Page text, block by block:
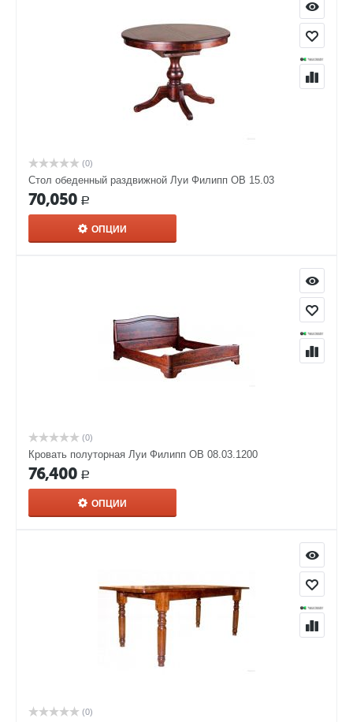
(0)
Стол обеденный раздвижной Луи Филипп ОВ 15.03
70,050 Р
ОПЦИИ
(0)
Кровать полуторная Луи Филипп ОВ 08.03.1200
76,400 Р
ОПЦИИ
(0)